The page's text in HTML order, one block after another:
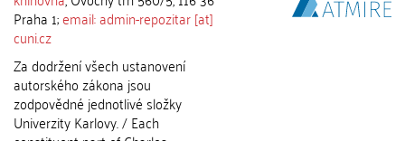
Praha 1;email: admin-repozitar [at]
cuni.cz
Za dodržení všech ustanovení
autorského zákona jsou
zodpovědné jednotlivé složky
Univerzity Karlovy. / Each